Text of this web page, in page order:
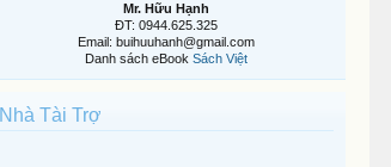
Mr. Hữu Hạnh
ĐT: 0944.625.325
Email: buihuuhanh@gmail.com
Danh sách eBook Sách Việt
Nhà Tài Trợ